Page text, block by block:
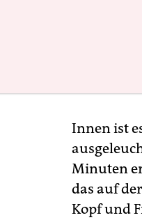
übrig
Im
Innen ist
Minuten
das auf
Kopf und